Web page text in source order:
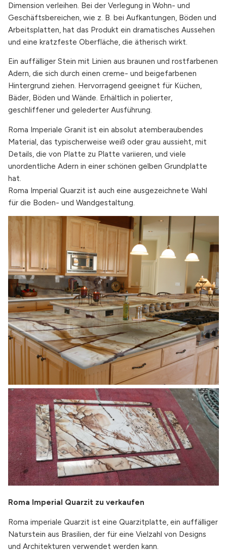
Dimension verleihen. Bei der Verlegung in Wohn- und
Geschäftsbereichen, wie z. B. bei Aufkantungen, Böden und
Arbeitsplatten, hat das Produkt ein dramatisches Aussehen
und eine kratzfeste Oberfläche, die ätherisch wirkt.
Ein auffälliger Stein mit Linien aus braunen und rostfarbenen
Adern, die sich durch einen creme- und beigefarbenen
Hintergrund ziehen. Hervorragend geeignet für Küchen,
Bäder, Böden und Wände. Erhältlich in polierter,
geschliffener und gelederter Ausführung.
Roma Imperiale Granit ist ein absolut atemberaubendes
Material, das typischerweise weiß oder grau aussieht, mit
Details, die von Platte zu Platte variieren, und viele
unordentliche Adern in einer schönen gelben Grundplatte
hat.
Roma Imperial Quarzit ist auch eine ausgezeichnete Wahl
für die Boden- und Wandgestaltung.
Roma Imperial Quarzit zu verkaufen
Roma imperiale Quarzit ist eine Quarzitplatte, ein auffälliger
Naturstein aus Brasilien, der für eine Vielzahl von Designs
und Architekturen verwendet werden kann.